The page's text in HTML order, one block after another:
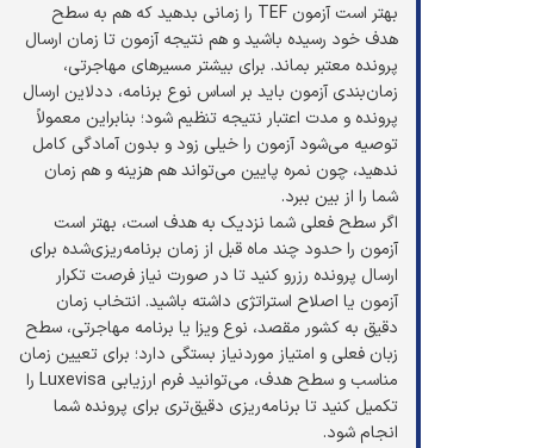
بهتر است آزمون TEF را زمانی بدهید که هم به سطح
هدف خود رسیده باشید و هم نتیجه آزمون تا زمان ارسال
پرونده معتبر بماند. برای بیشتر مسیرهای مهاجرتی،
زمان‌بندی آزمون باید بر اساس نوع برنامه، ددلاین ارسال
پرونده و مدت اعتبار نتیجه تنظیم شود؛ بنابراین معمولاً
توصیه می‌شود آزمون را خیلی زود و بدون آمادگی کامل
ندهید، چون نمره پایین می‌تواند هم هزینه و هم زمان
شما را از بین ببرد.
اگر سطح فعلی شما نزدیک به هدف است، بهتر است
آزمون را حدود چند ماه قبل از زمان برنامه‌ریزی‌شده برای
ارسال پرونده رزرو کنید تا در صورت نیاز فرصت تکرار
آزمون یا اصلاح استراتژی داشته باشید. انتخاب زمان
دقیق به کشور مقصد، نوع ویزا یا برنامه مهاجرتی، سطح
زبان فعلی و امتیاز موردنیاز بستگی دارد؛ برای تعیین زمان
مناسب و سطح هدف، می‌توانید فرم ارزیابی Luxevisa را
تکمیل کنید تا برنامه‌ریزی دقیق‌تری برای پرونده شما
انجام شود.